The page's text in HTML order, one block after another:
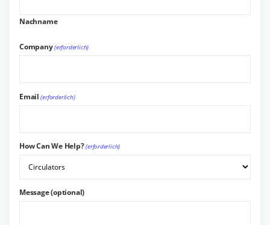
Nachname
Company(erforderlich)
Email (erforderlich)
How Can We Help?(erforderlich)
Message (optional)